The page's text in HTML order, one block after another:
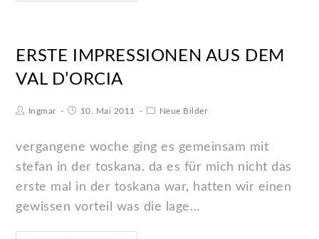
ERSTE IMPRESSIONEN AUS DEM
VAL D’ORCIA
Ingmar 10. Mai 2011 Neue Bilder
vergangene woche ging es gemeinsam mit
stefan in der toskana. da es für mich nicht das
erste mal in der toskana war, hatten wir einen
gewissen vorteil was die lage…